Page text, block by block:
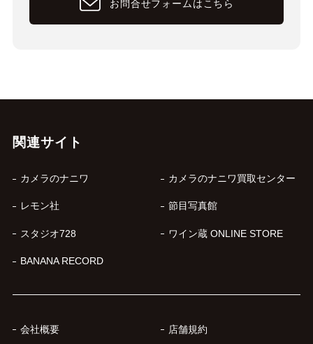
お問合せフォームはこちら
関連サイト
カメラのナニワ カメラのナニワ買取センター
レモン社 節目写真館
スタジオ728 ワイン蔵 ONLINE STORE
BANANA RECORD
会社概要 店舗規約